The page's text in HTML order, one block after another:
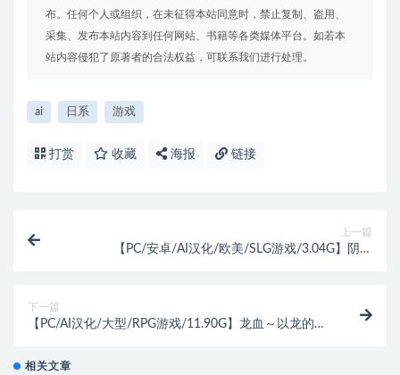
布。任何个人或组织，在未征得本站同意时，禁止复制、盗用、
采集、发布本站内容到任何网站、书籍等各类媒体平台。如若本
站内容侵犯了原著者的合法权益，可联系我们进行处理。
ai 日系 游戏
打赏 收藏 海报 链接
上一篇
【PC/安卓/AI汉化/欧美/SLG游戏/3.04G】阴影
下一篇
【PC/AI汉化/大型/RPG游戏/11.90G】龙血～以龙的诅
相关文章